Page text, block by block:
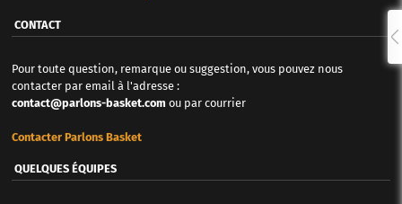
CONTACT
Pour toute question, remarque ou suggestion, vous pouvez nous
contacter par email à l'adresse :
contact@parlons-basket.com ou par courrier
Contacter Parlons Basket
QUELQUES ÉQUIPES